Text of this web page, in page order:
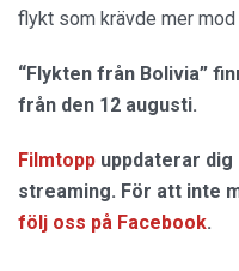
flykt som krävde mer
“Flykten från Bolivia”
från den 12 augusti.
Filmtopp uppdaterar
streaming. För att inte
följ oss på Facebook.